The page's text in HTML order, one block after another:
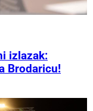
izlazak:
Brodaricu!